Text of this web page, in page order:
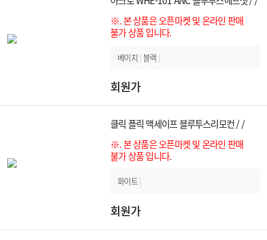
※. 본 상품은 오픈마켓 및 온라인 판매
불가 상품 입니다.
베이지 | 블랙 |
회원가
클릭 플릭 맥세이프 블루투스리모컨 / /
※. 본 상품은 오픈마켓 및 온라인 판매
불가 상품 입니다.
화이트|
회원가